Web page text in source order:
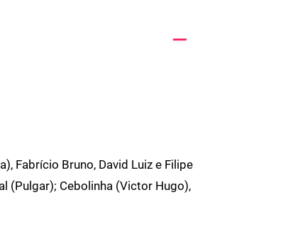
Fabrício Bruno, David Luiz e Filipe
(Pulgar); Cebolinha (Victor Hugo),